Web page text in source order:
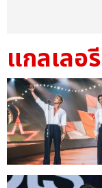
แกลเลอรี